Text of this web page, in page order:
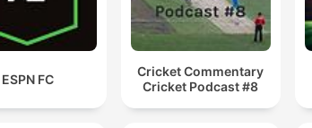
ESPN FC
Cricket Commentary
Cricket Podcast #8